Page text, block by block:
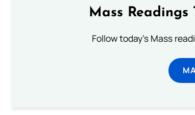
Mass Readings
Follow today's Mass